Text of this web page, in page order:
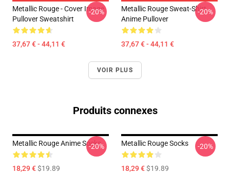
Metallic Rouge - Cover Image
Pullover Sweatshirt
37,67 € - 44,11 €
-20%
Metallic Rouge Sweat-Shirt
Anime Pullover
37,67 € - 44,11 €
-20%
VOIR PLUS
Produits connexes
Metallic Rouge Anime Socks
18,29 €$19.89
-20% Metallic Rouge Socks
18,29 €$19.89
-20%